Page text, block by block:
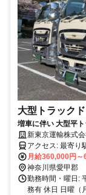
大型トラック
増車に伴い 大型平
新東京運輸株式
アクセス:
月給360,000円～
神奈川県愛甲郡
勤務時間・曜日:
務有 休日 日曜